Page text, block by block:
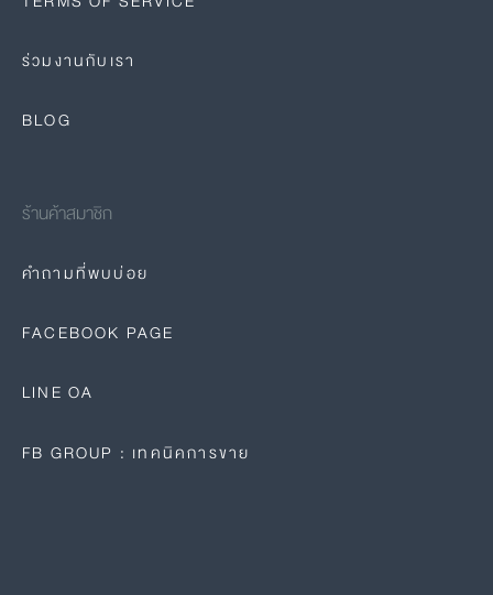
ร่วมงานกับเรา
BLOG
ร้านค้าสมาชิก
คำถามที่พบบ่อย
FACEBOOK PAGE
LINE OA
FB GROUP : เทคนิคการขาย